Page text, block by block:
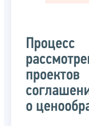
Процесс
проектов
о